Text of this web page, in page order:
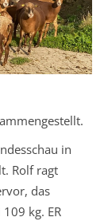
in
Rolf ragt
das
kg. ER